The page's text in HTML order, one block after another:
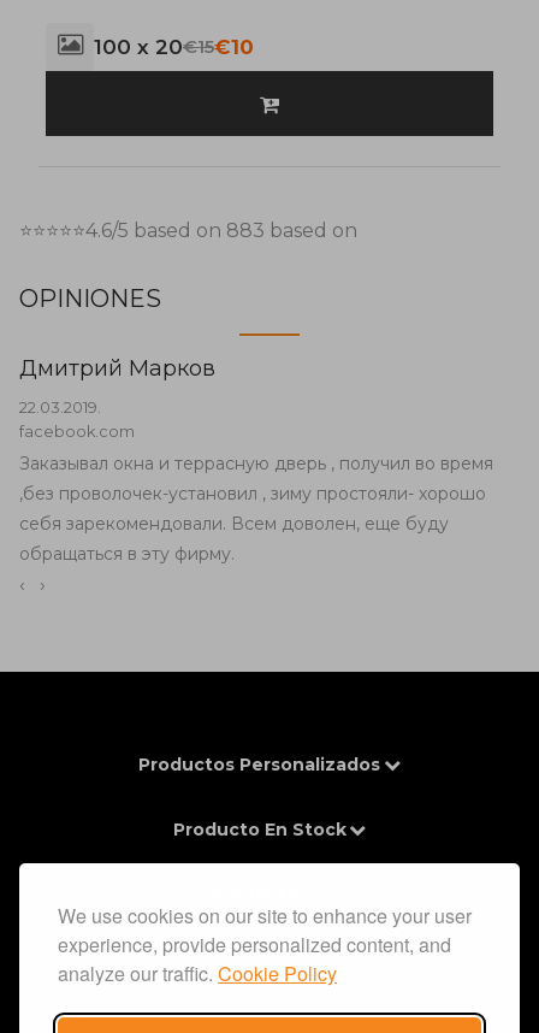
We use cookies on our site to enhance your user
experience, provide personalized content, and
analyze our traffic. Cookie Policy
100 x 20€15€10
⭐⭐⭐⭐⭐4.6/5 based on 883 based on
OPINIONES
Дмитрий Марков
22.03.2019.
facebook.com
Заказывал окна и террасную дверь , получил во время
,без проволочек-установил , зиму простояли- хорошо
себя зарекомендовали. Всем доволен, еще буду
обращаться в эту фирму.
‹ ›
Productos Personalizados
Producto En Stock
Información